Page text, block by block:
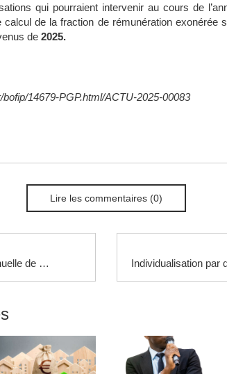
qui pourraient intervenir au cours de
calcul de la fraction de rémunération exonérée
de 2025.
14679-PGP.html/ACTU-2025-00083
Lire les commentaires (0)
Actualisation annuelle de plafonds de déduction des avantages en nature consentis aux personnes âgées de plus de 75 ans vivant sous le toit du contribuable.